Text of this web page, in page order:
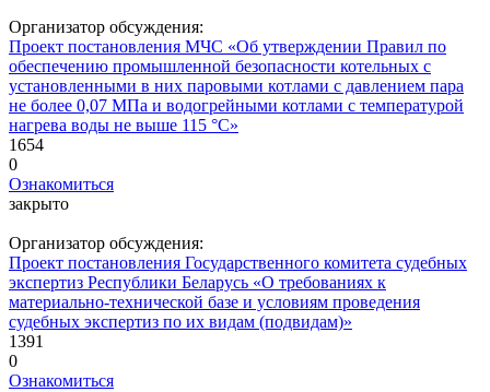
Организатор обсуждения:
Проект постановления МЧС «Об утверждении Правил по
обеспечению промышленной безопасности котельных с
установленными в них паровыми котлами с давлением пара
не более 0,07 МПа и водогрейными котлами с температурой
нагрева воды не выше 115 °C»
1654
0
Ознакомиться
закрыто
Организатор обсуждения:
Проект постановления Государственного комитета судебных
экспертиз Республики Беларусь «О требованиях к
материально-технической базе и условиям проведения
судебных экспертиз по их видам (подвидам)»
1391
0
Ознакомиться